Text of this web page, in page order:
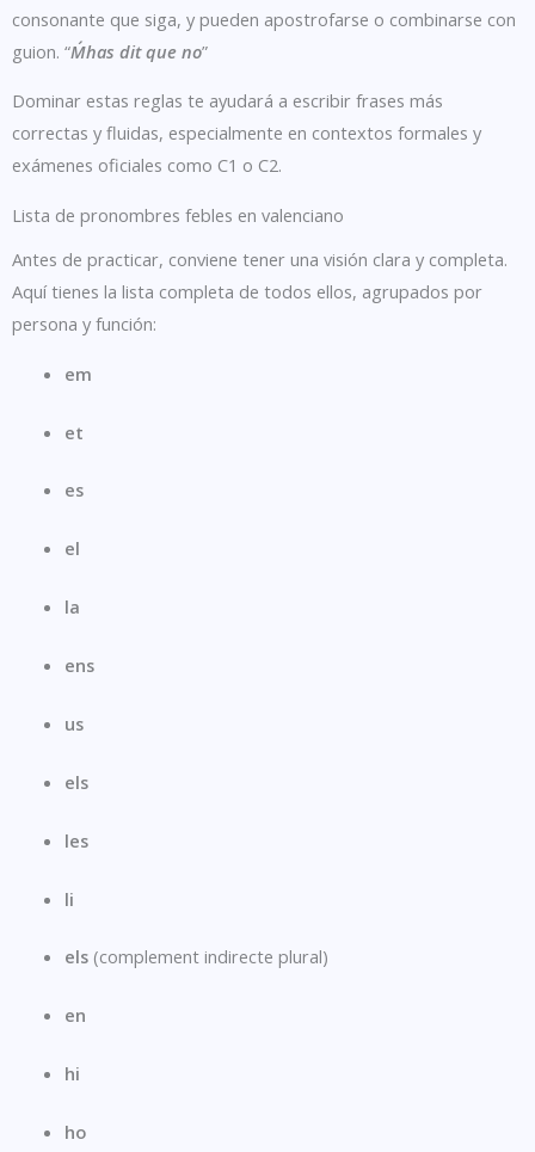
consonante que siga, y pueden apostrofarse o combinarse con
guion. “M´has dit que no”
Dominar estas reglas te ayudará a escribir frases más
correctas y fluidas, especialmente en contextos formales y
exámenes oficiales como C1 o C2.
Lista de pronombres febles en valenciano
Antes de practicar, conviene tener una visión clara y completa.
Aquí tienes la lista completa de todos ellos, agrupados por
persona y función:
em
et
es
el
la
ens
us
els
les
li
els(complement indirecte plural)
en
hi
ho